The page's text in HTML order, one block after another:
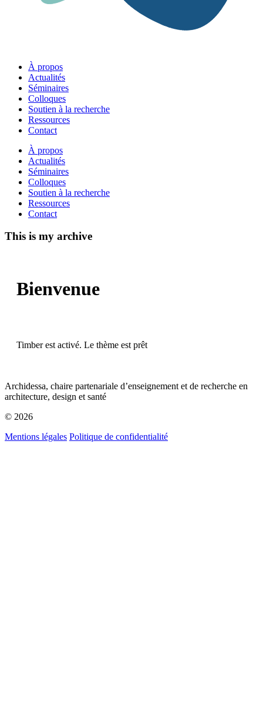
À propos
Actualités
Séminaires
Colloques
Soutien à la recherche
Ressources
Contact
À propos
Actualités
Séminaires
Colloques
Soutien à la recherche
Ressources
Contact
This is my archive
Bienvenue
Timber est activé. Le thème est prêt
Archidessa, chaire partenariale d’enseignement et de recherche en
architecture, design et santé
© 2026
Mentions légales Politique de confidentialité